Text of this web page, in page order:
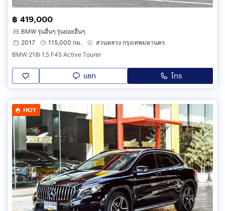
฿ 419,000
BMW รุ่นอื่นๆ รุ่นย่อยอื่นๆ
2017
115,000 กม.
สวนหลวง กรุงเทพมหานคร
BMW 218i 1.5 F45 Active Tourer
แชท โทร
HOT